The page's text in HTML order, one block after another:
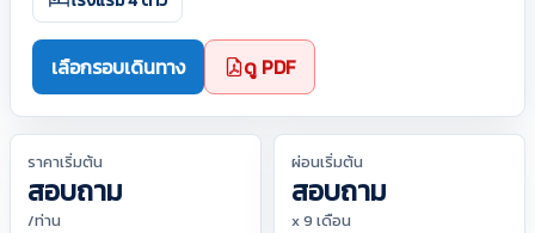
เลือกรอบเดินทาง ดู PDF
ราคาเริ่มต้น
สอบถาม
/ท่าน
ผ่อนเริ่มต้น
สอบถาม
x 9 เดือน